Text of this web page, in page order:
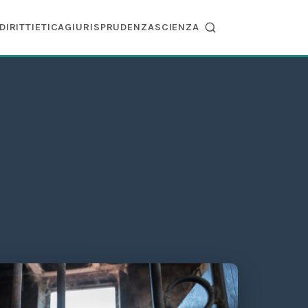
ETICAGIURISPRUDENZASCIENZA